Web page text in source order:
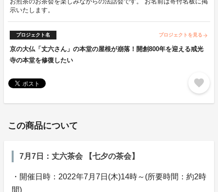
示いたします。
プロジェクト名 プロジェクトを見る arrow_forward
京の大仏「丈六さん」の本堂の屋根が崩落！開創800年を迎える戒光
寺の本堂を修復したい
favorite
この商品について
7月7日：丈六茶会 【七夕の茶会】
・開催日時：2022年7月7日(木)14時～(所要時間：約2時
間)